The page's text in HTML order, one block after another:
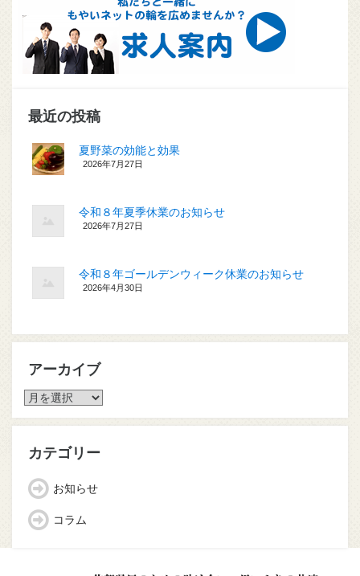
最近の投稿
夏野菜の効能と効果
2026年7月27日
令和８年夏季休業のお知らせ
2026年7月27日
令和８年ゴールデンウィーク休業のお知らせ
2026年4月30日
アーカイブ
ア
カ
ブ
カテゴリー
お知らせ
コラム